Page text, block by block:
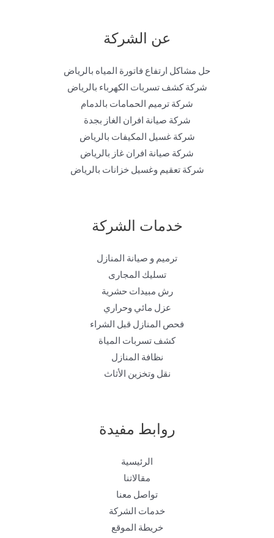
عن الشركة
حل مشاكل ارتفاع فاتورة المياه بالرياض
شركة كشف تسربات الكهرباء بالرياض
شركة ترميم الحمامات بالدمام
شركة صيانة افران الغاز بجدة
شركة غسيل المكيفات بالرياض
شركة صيانة افران غاز بالرياض
شركة تعقيم وغسيل خزانات بالرياض
خدمات الشركة
ترميم و صيانة المنازل
تسليك المجارى
رش مبيدات حشرية
عزل مائي وحراري
فحص المنازل قبل الشراء
كشف تسربات المياة
نظافة المنازل
نقل وتخزين الأثاث
روابط مفيدة
الرئيسية
مقالاتنا
تواصل معنا
خدمات الشركة
خريطة الموقع